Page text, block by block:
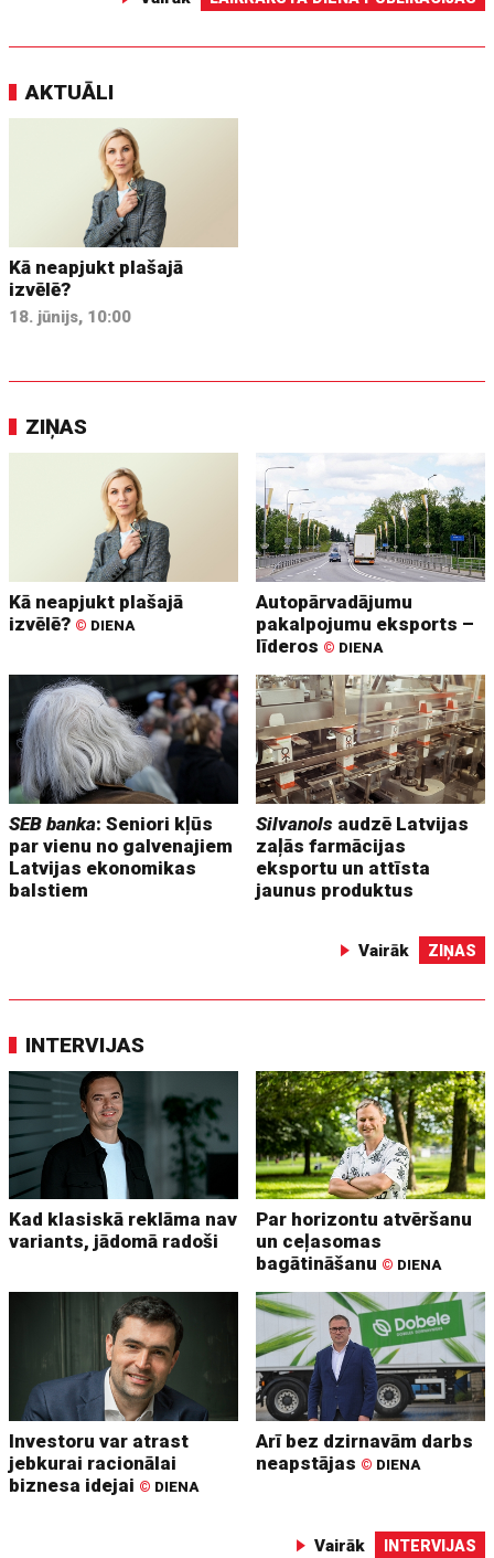
AKTUĀLI
Kā neapjukt plašajā
izvēlē?
18. jūnijs, 10:00
ZIŅAS
Kā neapjukt plašajā
izvēlē? © DIENA
Autopārvadājumu
pakalpojumu eksports –
līderos © DIENA
SEB banka: Seniori kļūs
par vienu no galvenajiem
Latvijas ekonomikas
balstiem
Silvanols audzē Latvijas
zaļās farmācijas
eksportu un attīsta
jaunus produktus
Vairāk ZIŅAS
INTERVIJAS
Kad klasiskā reklāma nav
variants, jādomā radoši
Par horizontu atvēršanu
un ceļasomas
bagātināšanu © DIENA
Investoru var atrast
jebkurai racionālai
biznesa idejai © DIENA
Arī bez dzirnavām darbs
neapstājas © DIENA
Vairāk INTERVIJAS